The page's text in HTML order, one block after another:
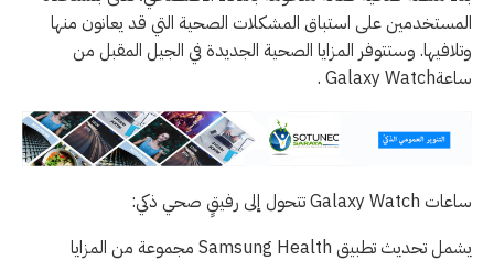
المستخدمين على استباق المشكلات الصحية التي قد يعانون منها
وتلافيها. وستتوفر المزايا الصحية الجديدة في الجيل المقبل من
ساعةGalaxy Watch .
ساعات Galaxy Watch تتحول إلى رفيقٍ صحي ذكي:
يشمل تحديث تطبيق Samsung Health مجموعة من المزايا